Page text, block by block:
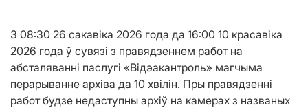
З 08:30 26 сакавіка 2026 года да 16:00 10 красавіка
2026 года ў сувязі з правядзеннем работ на
абсталяванні паслугі «Відэакантроль» магчыма
перарыванне архіва да 10 хвілін. Пры правядзенні
работ будзе недаступны архіў на камерах з названых